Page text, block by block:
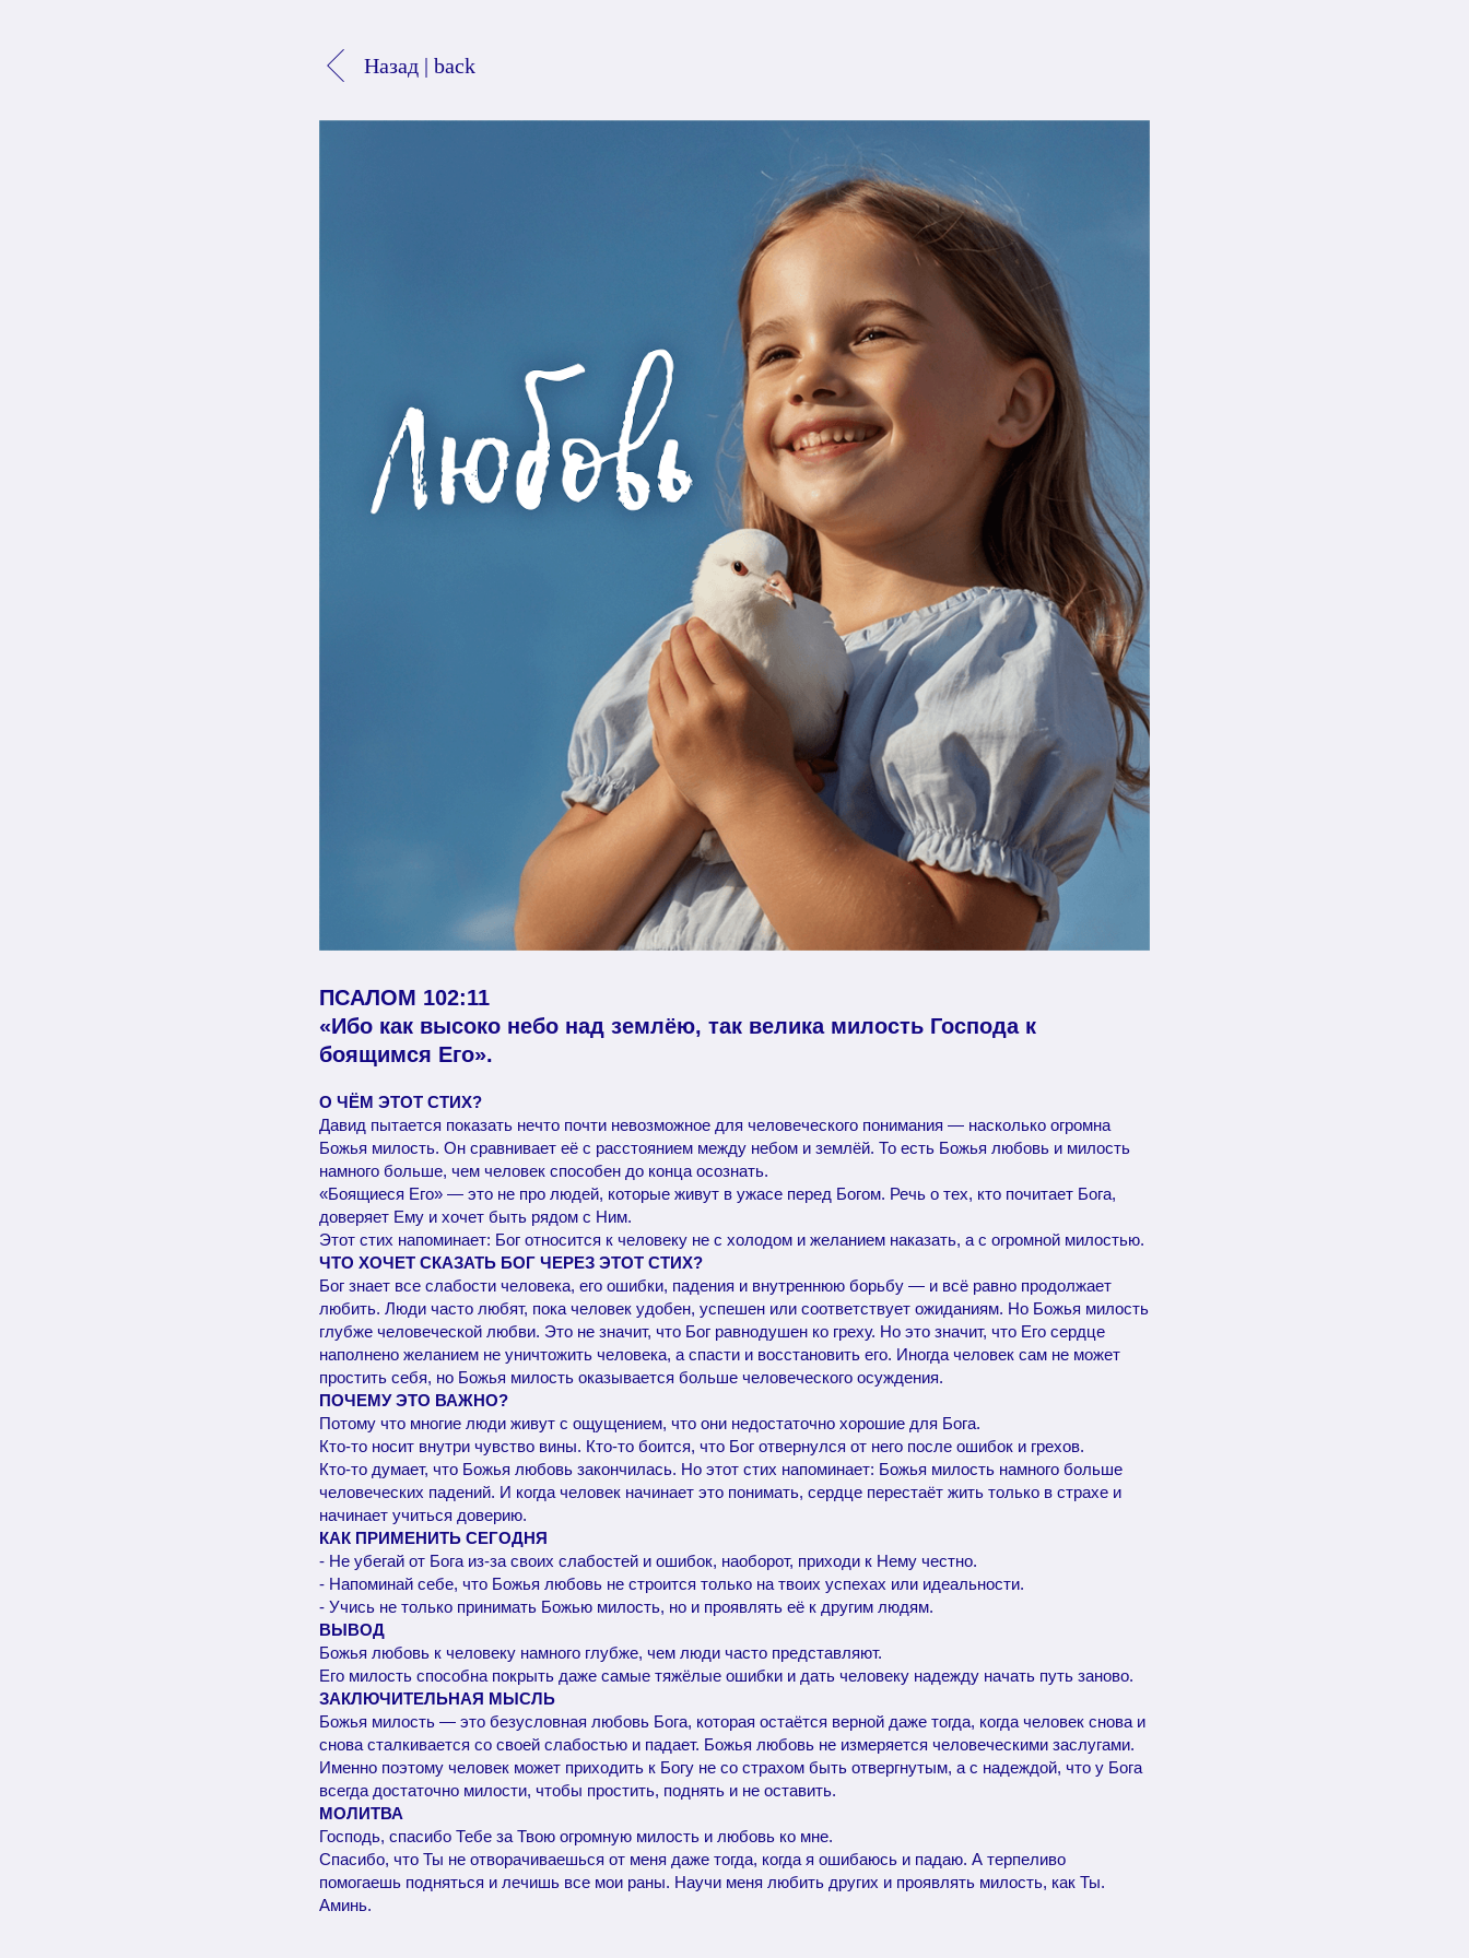
Назад | back
ПСАЛОМ 102:11
«Ибо как высоко небо над землёю, так велика милость Господа к
боящимся Его».
О ЧЁМ ЭТОТ СТИХ?
Давид пытается показать нечто почти невозможное для человеческого понимания — насколько огромна
Божья милость. Он сравнивает её с расстоянием между небом и землёй. То есть Божья любовь и милость
намного больше, чем человек способен до конца осознать.
«Боящиеся Его» — это не про людей, которые живут в ужасе перед Богом. Речь о тех, кто почитает Бога,
доверяет Ему и хочет быть рядом с Ним.
Этот стих напоминает: Бог относится к человеку не с холодом и желанием наказать, а с огромной милостью.
ЧТО ХОЧЕТ СКАЗАТЬ БОГ ЧЕРЕЗ ЭТОТ СТИХ?
Бог знает все слабости человека, его ошибки, падения и внутреннюю борьбу — и всё равно продолжает
любить. Люди часто любят, пока человек удобен, успешен или соответствует ожиданиям. Но Божья милость
глубже человеческой любви. Это не значит, что Бог равнодушен ко греху. Но это значит, что Его сердце
наполнено желанием не уничтожить человека, а спасти и восстановить его. Иногда человек сам не может
простить себя, но Божья милость оказывается больше человеческого осуждения.
ПОЧЕМУ ЭТО ВАЖНО?
Потому что многие люди живут с ощущением, что они недостаточно хорошие для Бога.
Кто-то носит внутри чувство вины. Кто-то боится, что Бог отвернулся от него после ошибок и грехов.
Кто-то думает, что Божья любовь закончилась. Но этот стих напоминает: Божья милость намного больше
человеческих падений. И когда человек начинает это понимать, сердце перестаёт жить только в страхе и
начинает учиться доверию.
КАК ПРИМЕНИТЬ СЕГОДНЯ
- Не убегай от Бога из-за своих слабостей и ошибок, наоборот, приходи к Нему честно.
- Напоминай себе, что Божья любовь не строится только на твоих успехах или идеальности.
- Учись не только принимать Божью милость, но и проявлять её к другим людям.
ВЫВОД
Божья любовь к человеку намного глубже, чем люди часто представляют.
Его милость способна покрыть даже самые тяжёлые ошибки и дать человеку надежду начать путь заново.
ЗАКЛЮЧИТЕЛЬНАЯ МЫСЛЬ
Божья милость — это безусловная любовь Бога, которая остаётся верной даже тогда, когда человек снова и
снова сталкивается со своей слабостью и падает. Божья любовь не измеряется человеческими заслугами.
Именно поэтому человек может приходить к Богу не со страхом быть отвергнутым, а с надеждой, что у Бога
всегда достаточно милости, чтобы простить, поднять и не оставить.
МОЛИТВА
Господь, спасибо Тебе за Твою огромную милость и любовь ко мне.
Спасибо, что Ты не отворачиваешься от меня даже тогда, когда я ошибаюсь и падаю. А терпеливо
помогаешь подняться и лечишь все мои раны. Научи меня любить других и проявлять милость, как Ты.
Аминь.